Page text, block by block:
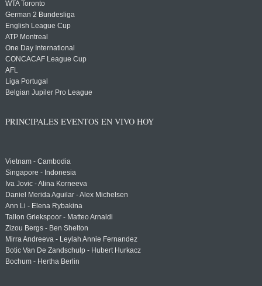
WTA Toronto
German 2 Bundesliga
English League Cup
ATP Montreal
One Day International
CONCACAF League Cup
AFL
Liga Portugal
Belgian Jupiler Pro League
PRINCIPALES EVENTOS EN VIVO HOY
Vietnam - Cambodia
Singapore - Indonesia
Iva Jovic - Alina Korneeva
Daniel Merida Aguilar - Alex Michelsen
Ann Li - Elena Rybakina
Tallon Griekspoor - Matteo Arnaldi
Zizou Bergs - Ben Shelton
Mirra Andreeva - Leylah Annie Fernandez
Botic Van De Zandschulp - Hubert Hurkacz
Bochum - Hertha Berlin